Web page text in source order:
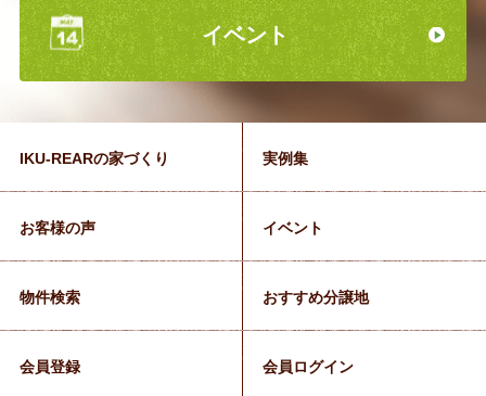
イベント
IKU-REARの家づくり 実例集
お客様の声 イベント
物件検索 おすすめ分譲地
会員登録 会員ログイン